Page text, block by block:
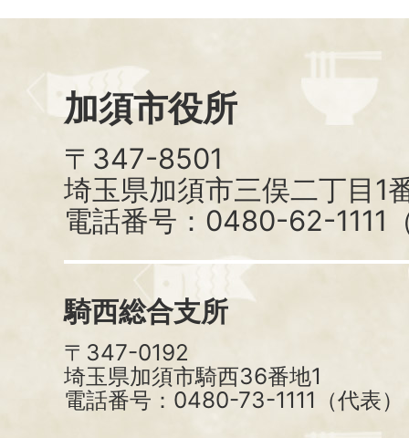
加須市役所
〒347-8501
埼玉県加須市三俣二丁目1
電話番号：0480-62-1111
騎西総合支所
〒347-0192
埼玉県加須市騎西36番地1
電話番号：0480-73-1111（代表）